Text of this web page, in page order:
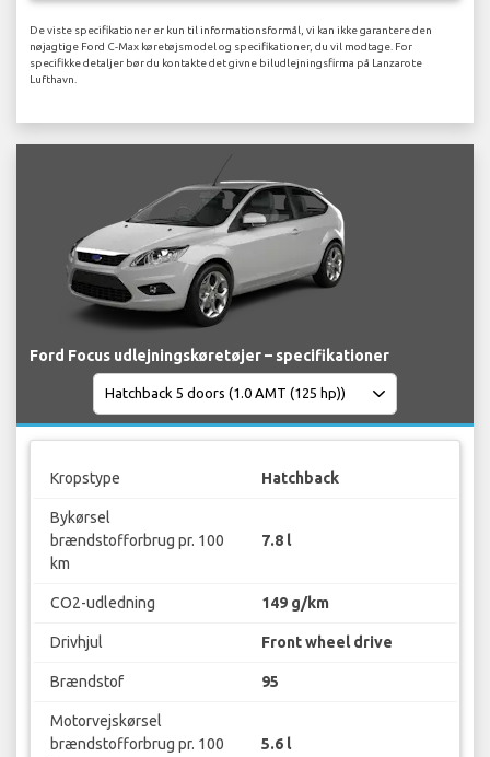
De viste specifikationer er kun til informationsformål, vi kan ikke garantere den
nøjagtige Ford C-Max køretøjsmodel og specifikationer, du vil modtage. For
specifikke detaljer bør du kontakte det givne biludlejningsfirma på Lanzarote
Lufthavn.
Ford Focus udlejningskøretøjer – specifikationer
Kropstype Hatchback
Bykørsel
brændstofforbrug pr. 100
km
7.8 l
CO2-udledning 149 g/km
Drivhjul Front wheel drive
Brændstof 95
Motorvejskørsel
brændstofforbrug pr. 100
5.6 l